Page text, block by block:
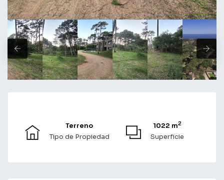
Terreno
Tipo de Propiedad
1022 m2
Superficie